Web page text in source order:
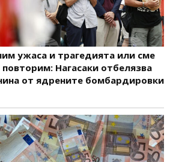
ужаса и трагедията или сме
Нагасаки отбелязва
от ядрените бомбардировки